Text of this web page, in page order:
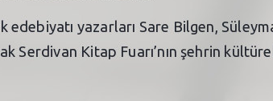
edebiyatı yazarları Sare Bilgen,
Serdivan Kitap Fuarı’nın şehrin